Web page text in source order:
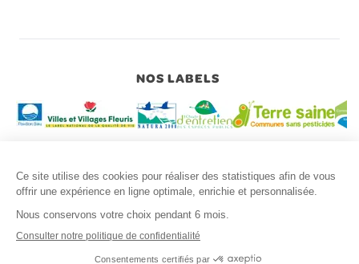
NOS LABELS
Copyright © 2026 MAIRIE AYDAT
Mentions légales